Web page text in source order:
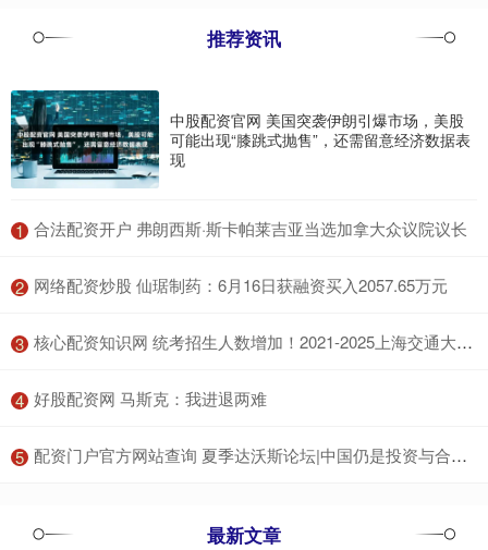
推荐资讯
中股配资官网 美国突袭伊朗引爆市场，美股
可能出现“膝跳式抛售”，还需留意经济数据表
现
1 ​合法配资开户 弗朗西斯·斯卡帕莱吉亚当选加拿大众议院议长
2 ​网络配资炒股 仙琚制药：6月16日获融资买入2057.65万元
3 ​核心配资知识网 统考招生人数增加！2021-2025上海交通大学MPAcc近五年考情分析_复试_分数线_录取人数
4 ​好股配资网 马斯克：我进退两难
5 ​配资门户官方网站查询 夏季达沃斯论坛|中国仍是投资与合作的热土——访世界经济论坛执行董事梁锦慧
最新文章